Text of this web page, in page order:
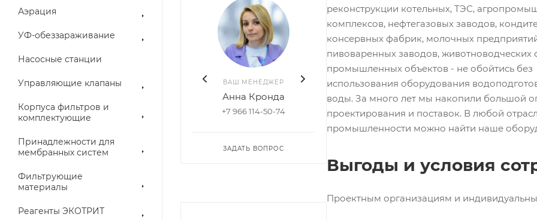
Аэрация
УФ-обеззараживание
Насосные станции
Управляющие клапаны
Корпуса фильтров и
комплектующие
Принадлежности для
мембранных систем
Фильтрующие
материалы
Реагенты ЭКОТРИТ
реконструкции котельных, ТЭС,
комплексов, нефтегазовых заводов,
консервных фабрик, молочных
пивоваренных заводов, животноводческих
промышленных объектов - не обойтись без
использования оборудования
воды. За много лет мы накопили большой
проектирования и поставок. В любой
промышленности можно найти наше
Выгоды и условия
Проектным организациям и
ВАШ МЕНЕДЖЕР
Анна Кронда
+7 966 114-50-74
ЗАДАТЬ ВОПРОС
ВАШ МЕНЕДЖЕР
Руслан Насибуллин
+7 903 578-27-20
ВАШ
+7